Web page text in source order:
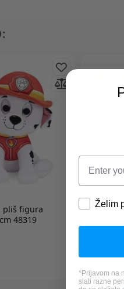
pliš figura
48319
19,99 €
Želim
*Prijavom na
slati razne